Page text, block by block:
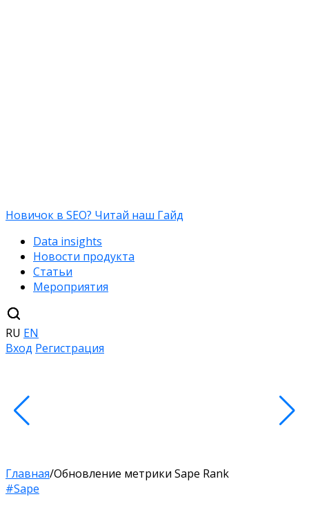
Новичок в SEO? Читай наш Гайд
Data insights
Новости продукта
Статьи
Мероприятия
RU EN
Вход Регистрация
Главная/Обновление метрики Sape Rank
#Sape